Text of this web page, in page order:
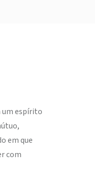
um espírito
em que
com